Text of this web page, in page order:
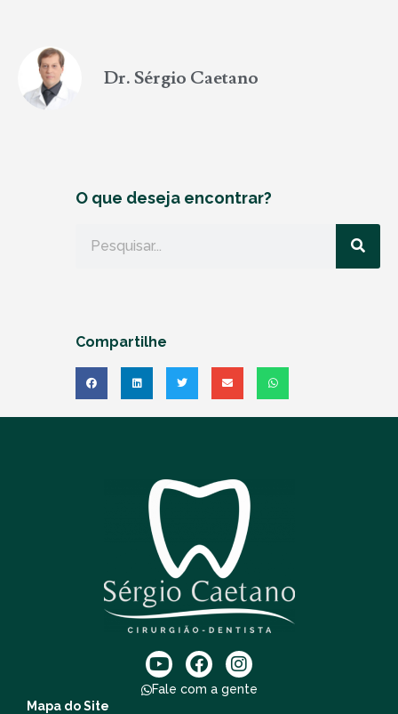
Dr. Sérgio Caetano
O que deseja encontrar?
Compartilhe
Fale com a gente
Mapa do Site